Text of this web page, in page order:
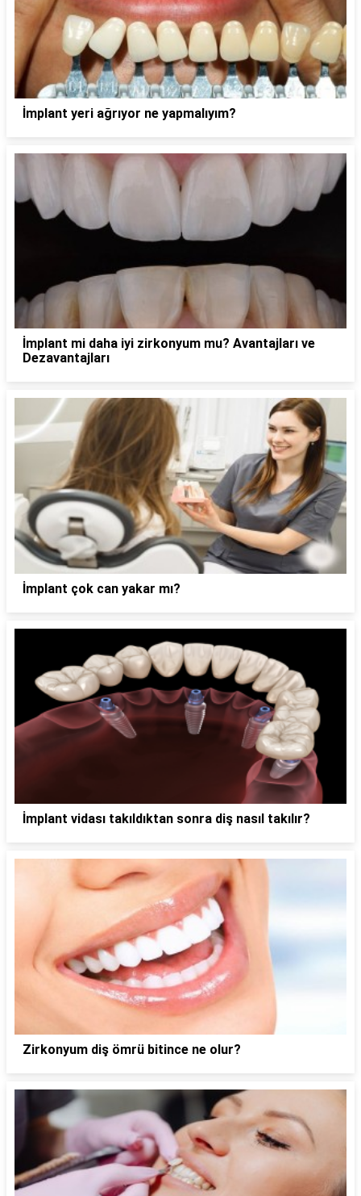
İmplant yeri ağrıyor ne yapmalıyım?
İmplant mi daha iyi zirkonyum mu? Avantajları ve
Dezavantajları
İmplant çok can yakar mı?
İmplant vidası takıldıktan sonra diş nasıl takılır?
Zirkonyum diş ömrü bitince ne olur?